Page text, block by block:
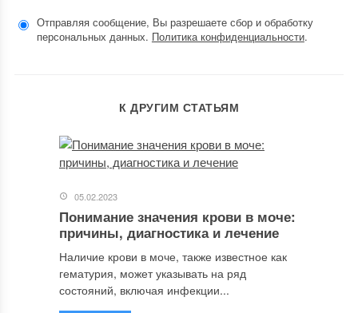
Отправляя сообщение, Вы разрешаете сбор и обработку
персональных данных. Политика конфиденциальности.
К ДРУГИМ СТАТЬЯМ
05.02.2023
Понимание значения крови в моче:
причины, диагностика и лечение
Наличие крови в моче, также известное как
гематурия, может указывать на ряд
состояний, включая инфекции...